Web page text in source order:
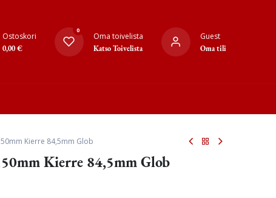
Ostoskori
0,00€
0
Oma toivelista
Katso Toivelista
Guest
Oma tili
Kierre 84,5mm Glob
Kierre 84,5mm Glob